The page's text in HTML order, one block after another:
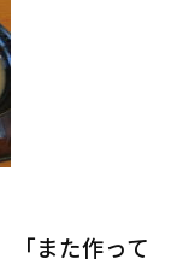
「また作って